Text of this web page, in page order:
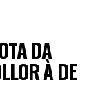
DA
À DE